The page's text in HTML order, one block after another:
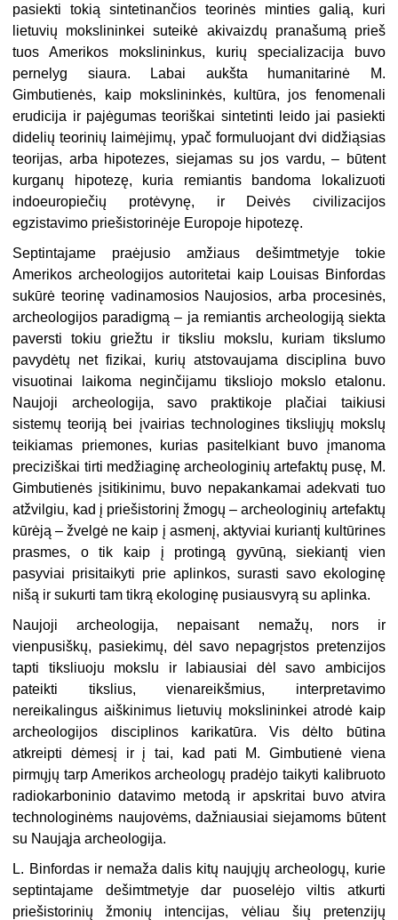
pasiekti tokią sintetinančios teorinės minties galią, kuri
lietuvių mokslininkei suteikė akivaizdų pranašumą prieš
tuos Amerikos mokslininkus, kurių specializacija buvo
pernelyg siaura. Labai aukšta humanitarinė M.
Gimbutienės, kaip mokslininkės, kultūra, jos fenomenali
erudicija ir pajėgumas teoriškai sintetinti leido jai pasiekti
didelių teorinių laimėjimų, ypač formuluojant dvi didžiąsias
teorijas, arba hipotezes, siejamas su jos vardu, – būtent
kurganų hipotezę, kuria remiantis bandoma lokalizuoti
indoeuropiečių protėvynę, ir Deivės civilizacijos
egzistavimo priešistorinėje Europoje hipotezę.
Septintajame praėjusio amžiaus dešimtmetyje tokie
Amerikos archeologijos autoritetai kaip Louisas Binfordas
sukūrė teorinę vadinamosios Naujosios, arba procesinės,
archeologijos paradigmą – ja remiantis archeologiją siekta
paversti tokiu griežtu ir tiksliu mokslu, kuriam tikslumo
pavydėtų net fizikai, kurių atstovaujama disciplina buvo
visuotinai laikoma neginčijamu tiksliojo mokslo etalonu.
Naujoji archeologija, savo praktikoje plačiai taikiusi
sistemų teoriją bei įvairias technologines tiksliųjų mokslų
teikiamas priemones, kurias pasitelkiant buvo įmanoma
preciziškai tirti medžiaginę archeologinių artefaktų pusę, M.
Gimbutienės įsitikinimu, buvo nepakankamai adekvati tuo
atžvilgiu, kad į priešistorinį žmogų – archeologinių artefaktų
kūrėją – žvelgė ne kaip į asmenį, aktyviai kuriantį kultūrines
prasmes, o tik kaip į protingą gyvūną, siekiantį vien
pasyviai prisitaikyti prie aplinkos, surasti savo ekologinę
nišą ir sukurti tam tikrą ekologinę pusiausvyrą su aplinka.
Naujoji archeologija, nepaisant nemažų, nors ir
vienpusiškų, pasiekimų, dėl savo nepagrįstos pretenzijos
tapti tiksliuoju mokslu ir labiausiai dėl savo ambicijos
pateikti tikslius, vienareikšmius, interpretavimo
nereikalingus aiškinimus lietuvių mokslininkei atrodė kaip
archeologijos disciplinos karikatūra. Vis dėlto būtina
atkreipti dėmesį ir į tai, kad pati M. Gimbutienė viena
pirmųjų tarp Amerikos archeologų pradėjo taikyti kalibruoto
radiokarboninio datavimo metodą ir apskritai buvo atvira
technologinėms naujovėms, dažniausiai siejamoms būtent
su Naująja archeologija.
L. Binfordas ir nemaža dalis kitų naujųjų archeologų, kurie
septintajame dešimtmetyje dar puoselėjo viltis atkurti
priešistorinių žmonių intencijas, vėliau šių pretenzijų